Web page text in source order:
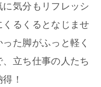
気分もリフレッシ
くるくるとなじませ
た脚がふっと軽く
立ち仕事の人たち
！